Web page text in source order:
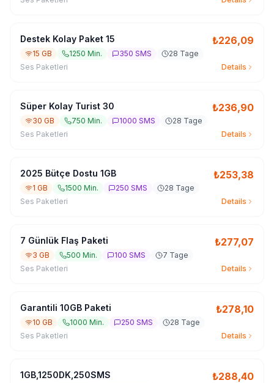
Destek Kolay Paket 15 ₺226,09
15 GB 1250 Min. 350 SMS
28 Tage
Ses Paketleri
Details
Süper Kolay Turist 30 ₺236,90
30 GB 750 Min. 1000 SMS
28 Tage
Ses Paketleri
Details
2025 Bütçe Dostu 1GB ₺253,38
1 GB 1500 Min. 250 SMS
28 Tage
Ses Paketleri
Details
7 Günlük Flaş Paketi ₺277,07
3 GB 500 Min. 100 SMS
7 Tage
Ses Paketleri
Details
Garantili 10GB Paketi ₺278,10
10 GB 1000 Min. 250 SMS
28 Tage
Ses Paketleri
Details
1GB,1250DK,250SMS ₺288,40